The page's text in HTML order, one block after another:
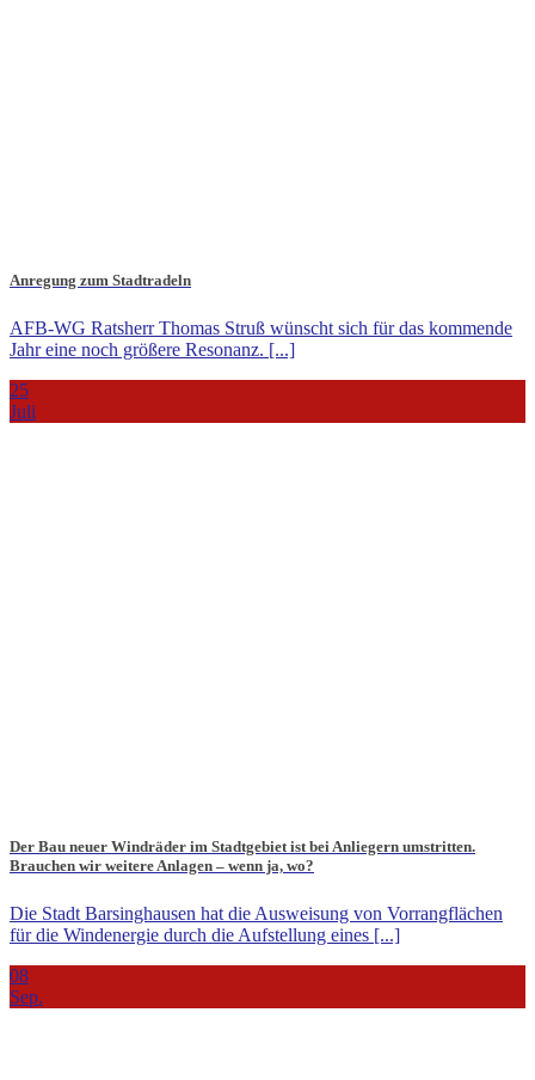
Anregung zum Stadtradeln
AFB-WG Ratsherr Thomas Struß wünscht sich für das kommende
Jahr eine noch größere Resonanz. [...]
25
Juli
Der Bau neuer Windräder im Stadtgebiet ist bei Anliegern umstritten.
Brauchen wir weitere Anlagen – wenn ja, wo?
Die Stadt Barsinghausen hat die Ausweisung von Vorrangflächen
für die Windenergie durch die Aufstellung eines [...]
08
Sep.